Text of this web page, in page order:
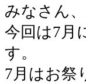
みなさん
今回は7月
す。
7月はお祭